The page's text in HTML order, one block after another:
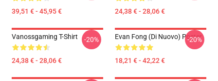
39,51 € - 45,95 € 24,38 € - 28,06 €
Vanossgaming T-Shirt
24,38 € - 28,06 €
-20% Evan Fong (di Nuovo) Poster
18,21 € - 42,22 €
-20%